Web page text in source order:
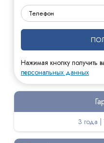
Нажимая кнопку получить
персональных данных
3 года